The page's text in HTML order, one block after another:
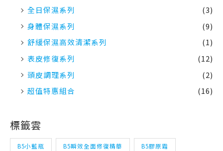
全日保濕系列
(3)
身體保濕系列
(9)
舒緩保濕高效清潔系列
(1)
表皮修復系列
(12)
頭皮調理系列
(2)
超值特惠組合
(16)
標籤雲
B5小藍瓶 B5瞬效全面修復精華 B5膠原霜